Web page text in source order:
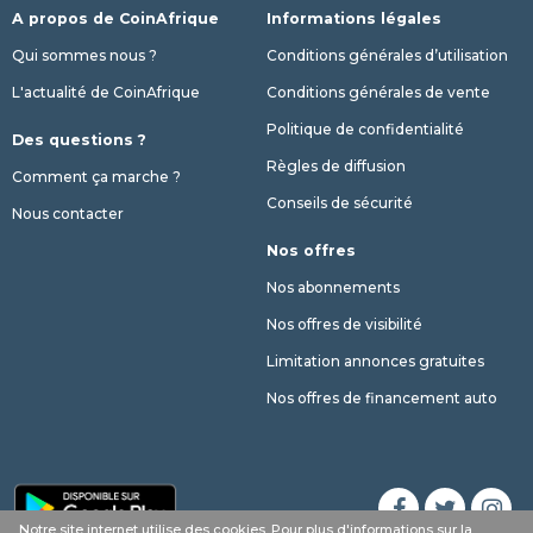
Notre site internet utilise des cookies. Pour plus d'informations sur la
A propos de CoinAfrique
Qui sommes nous ?
L'actualité de CoinAfrique
Des questions ?
Comment ça marche ?
Nous contacter
Informations légales
Conditions générales d’utilisation
Conditions générales de vente
Politique de confidentialité
Règles de diffusion
Conseils de sécurité
Nos offres
Nos abonnements
Nos offres de visibilité
Limitation annonces gratuites
Nos offres de financement auto